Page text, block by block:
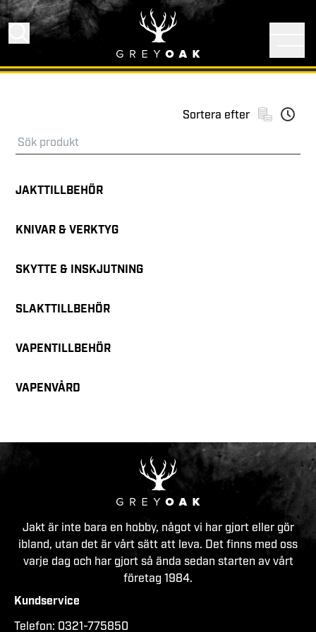
Sortera efter
JAKTTILLBEHÖR
KNIVAR & VERKTYG
SKYTTE & INSKJUTNING
SLAKTTILLBEHÖR
VAPENTILLBEHÖR
VAPENVÅRD
Kundservice
Telefon: 0321-775850
Jakt är inte bara en hobby, något vi har gjort eller gör
ibland, utan det är vårt sätt att leva. Det finns med oss
varje dag och har gjort så ända sedan starten av vårt
företag 1984.